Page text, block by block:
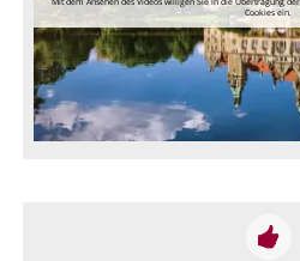
Cookies ein.